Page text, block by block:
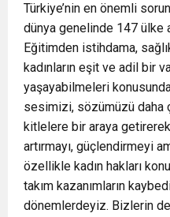
Türkiye’nin en önemli
dünya genelinde 147 ülke
Eğitimden istihdama,
kadınların eşit ve adil bir
yaşayabilmeleri
sesimizi, sözümüzü daha
kitlelere bir araya getirerek
artırmayı, güçlendirmeyi
özellikle kadın hakları
takım kazanımların
dönemlerdeyiz. Bizlerin